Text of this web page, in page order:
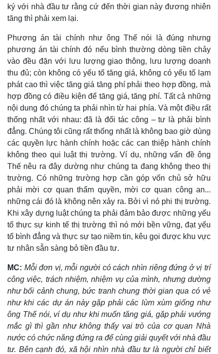
Doanh nghiệp
Thông tin doanh nghiệp
Doanh nghiệp 24h
Doanh nhân
Vì cộng đồng
Công nghệ
Sành điệu
Tin Công nghệ
Trải nghiệm
Chuyển đổi số
ký với nhà đầu tư rằng cứ đến thời gian này đương nhiên
tăng thì phải xem lại.
Phương án tài chính như ông Thế nói là đúng nhưng
phương án tài chính đó nếu bình thường dòng tiền chảy
vào đều đặn với lưu lượng giao thông, lưu lượng doanh
thu đủ; còn không có yếu tố tăng giá, không có yếu tố lạm
phát cao thì việc tăng giá tăng phí phải theo hợp đồng, mà
hợp đồng có điều kiện để tăng giá, tăng phí. Tất cả những
nội dung đó chúng ta phải nhìn từ hai phía. Và một điều rất
thống nhất với nhau: đã là đối tác công – tư là phải bình
đẳng. Chúng tôi cũng rất thống nhất là không bao giờ dùng
các quyền lực hành chính hoặc các can thiệp hành chính
không theo qui luật thị trường. Ví dụ, những vấn đề ông
Thế nêu ra đây dường như chúng ta đang không theo thị
trường. Có những trường hợp cần góp vốn chủ sở hữu
phải mời cơ quan thẩm quyền, mời cơ quan công an...
những cái đó là không nên xảy ra. Bởi vì nó phi thị trường.
Khi xây dựng luật chúng ta phải đảm bảo được những yếu
tố thực sự kinh tế thị trường thì nó mới bền vững, đạt yếu
tố bình đẳng và thực sự tạo niềm tin, kêu gọi được khu vực
tư nhân sẵn sàng bỏ tiền đầu tư.
MC: Mỗi đơn vị, mỗi người có cách nhìn riêng đứng ở vị trí
công việc, trách nhiệm, nhiệm vụ của mình, nhưng dường
như bối cảnh chung, bức tranh chung thời gian qua có vẻ
như khi các dự án này gặp phải các lùm xùm giống như
ông Thế nói, ví dụ như khi muốn tăng giá, gặp phải vướng
mắc gì thì gần như không thấy vai trò của cơ quan Nhà
nước có chức năng đứng ra để cùng giải quyết với nhà đầu
tư. Bên cạnh đó, xã hội nhìn nhà đầu tư là người chỉ biết